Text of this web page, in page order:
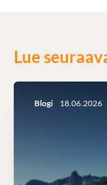
Lue
Blogi 18.06.2026